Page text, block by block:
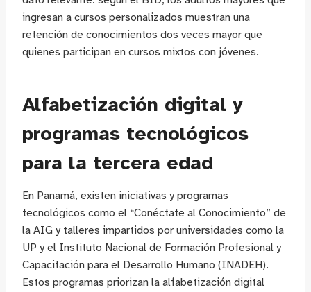
ingresan a cursos personalizados muestran una
retención de conocimientos dos veces mayor que
quienes participan en cursos mixtos con jóvenes.
Alfabetización digital y
programas tecnológicos
para la tercera edad
En Panamá, existen iniciativas y programas
tecnológicos como el “Conéctate al Conocimiento” de
la AIG y talleres impartidos por universidades como la
UP y el Instituto Nacional de Formación Profesional y
Capacitación para el Desarrollo Humano (INADEH).
Estos programas priorizan la alfabetización digital